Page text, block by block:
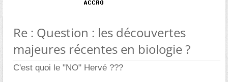
Re : Question : les découvertes
majeures récentes en biologie ?
C'est quoi le "NO" Hervé ???